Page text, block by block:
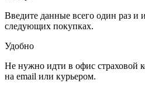
Введите данные всего один раз и
следующих покупках.
Удобно
Не нужно идти в офис страховой
на email или курьером.